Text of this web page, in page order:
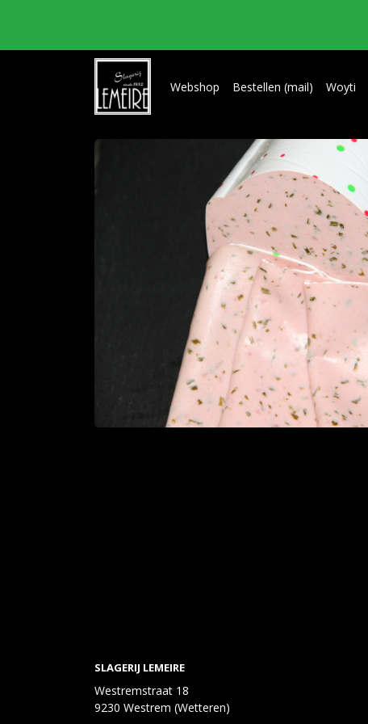
Webshop Bestellen (mail) Woyti
SLAGERIJ LEMEIRE
Westremstraat 18
9230 Westrem (Wetteren)